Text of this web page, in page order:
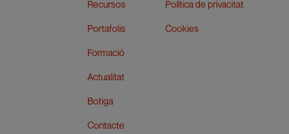
Recursos
Portafolis
Formació
Actualitat
Botiga
Contacte
Política de privacitat
Cookies